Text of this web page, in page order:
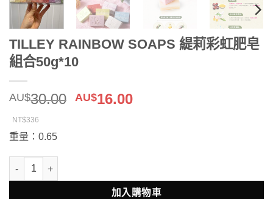
TILLEY RAINBOW SOAPS 緹莉彩虹肥皂
組合50g*10
AU$30.00 原
AU$16.00目
NT$336
重量：0.65
TILLEY RAINBOW SOAPS 緹莉彩虹肥皂組合50g*10 數量
加入購物車